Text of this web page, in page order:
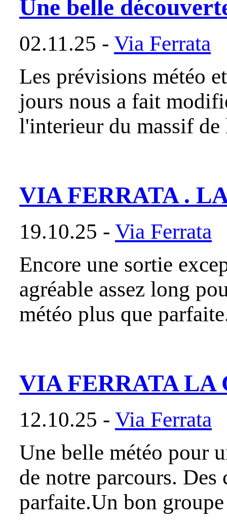
Une belle
02.11.25 - Via Ferrata
Les prévisions météo
jours nous a fait
l'interieur du massif
VIA FERRATA .
19.10.25 - Via Ferrata
Encore une sortie
agréable assez long
météo plus que
VIA FERRATA LA
12.10.25 - Via Ferrata
Une belle météo pour
de notre parcours.
parfaite.Un bon